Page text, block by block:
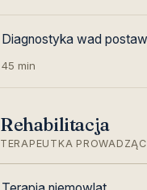
Diagnostyka wad
45 min
Rehabilitacja
TERAPEUTKA